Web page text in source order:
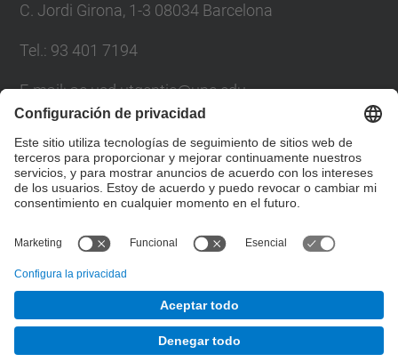
C. Jordi Girona, 1-3 08034 Barcelona
Tel.: 93 401 7194
E-mail: ac.usd.utgcntic@upc.edu
Formulario de contacto
© UPCDepartamento de Aquitectura de Computadores. C.
Jordi Girona, 1-3. 08034 Barcelona - email: